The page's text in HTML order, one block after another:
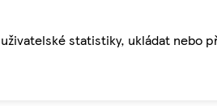
statistiky, ukládat nebo